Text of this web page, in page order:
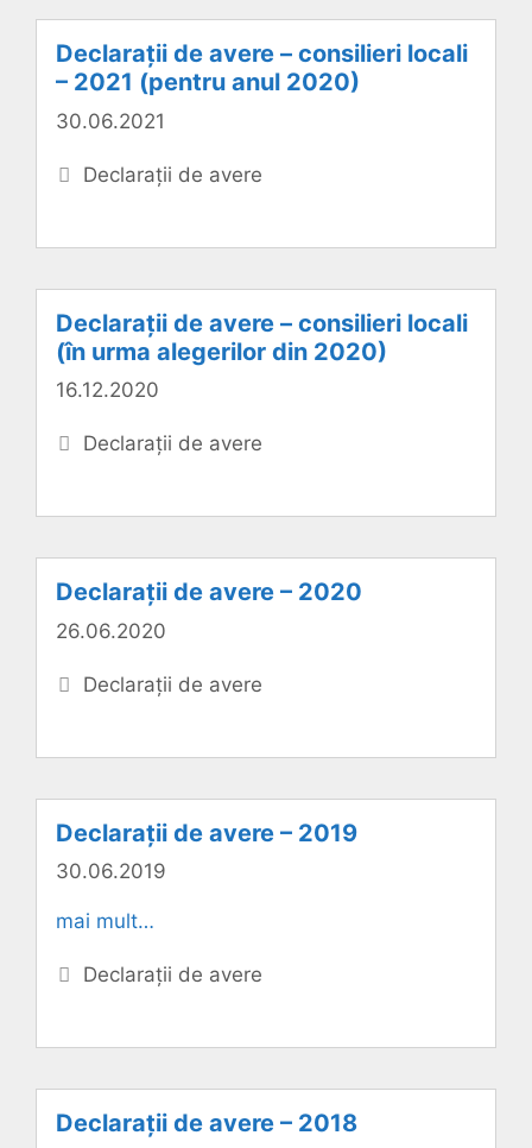
Declarații de avere – consilieri locali
– 2021 (pentru anul 2020)
30.06.2021
Categorii
Declarații de avere
Declarații de avere – consilieri locali
(în urma alegerilor din 2020)
16.12.2020
Categorii
Declarații de avere
Declarații de avere – 2020
26.06.2020
Categorii
Declarații de avere
Declarații de avere – 2019
30.06.2019
mai mult…
Categorii
Declarații de avere
Declarații de avere – 2018